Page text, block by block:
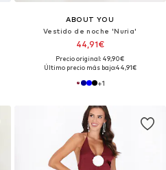
ABOUT YOU
Vestido de noche 'Nuria'
44,91€
Precio original: 49,90€
Último precio más bajo:44,91€
+1